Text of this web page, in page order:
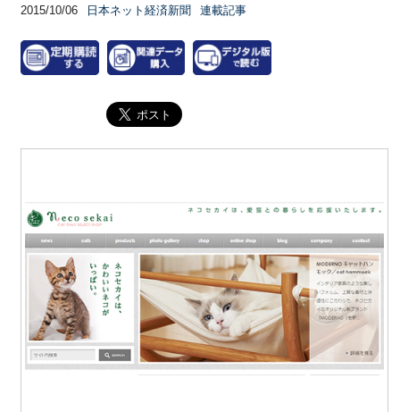
2015/10/06 日本ネット経済新聞 連載記事